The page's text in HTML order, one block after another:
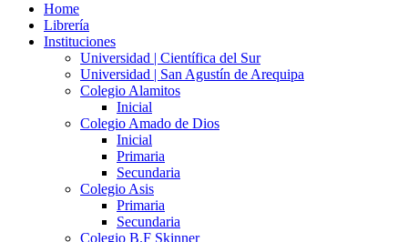
Home
Librería
Instituciones
Universidad | Científica del Sur
Universidad | San Agustín de Arequipa
Colegio Alamitos
Inicial
Colegio Amado de Dios
Inicial
Primaria
Secundaria
Colegio Asis
Primaria
Secundaria
Colegio B.F Skinner